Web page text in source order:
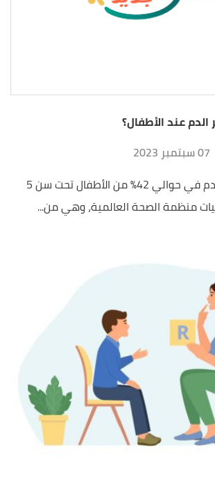
عند الأطفال؟
07 سبتمبر 2023
تؤثر مشكلة فقر الدم في حوالي 42% من الأطفال تحت سن 5
منظمة الصحة العالمية، وهي من...